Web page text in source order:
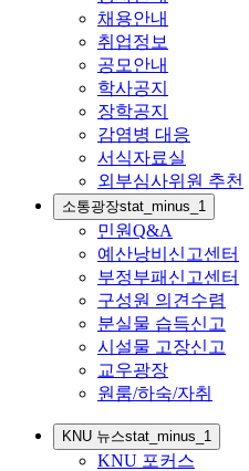
채용안내
취업정보
공모안내
학사공지
장학공지
감염병 대응
서식자료실
외부심사위원 추천
소통광장stat_minus_1
민원Q&A
예산낭비신고센터
부정부패신고센터
구성원 의견수렴
분실물 습득신고
시설물 고장신고
교우광장
원룸/하숙/자취
KNU 뉴스stat_minus_1
KNU 포커스